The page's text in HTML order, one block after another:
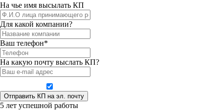
На чье имя высылать КП
Для какой компании?
Ваш телефон*
На какую почту выслать КП?
5 лет успешной работы